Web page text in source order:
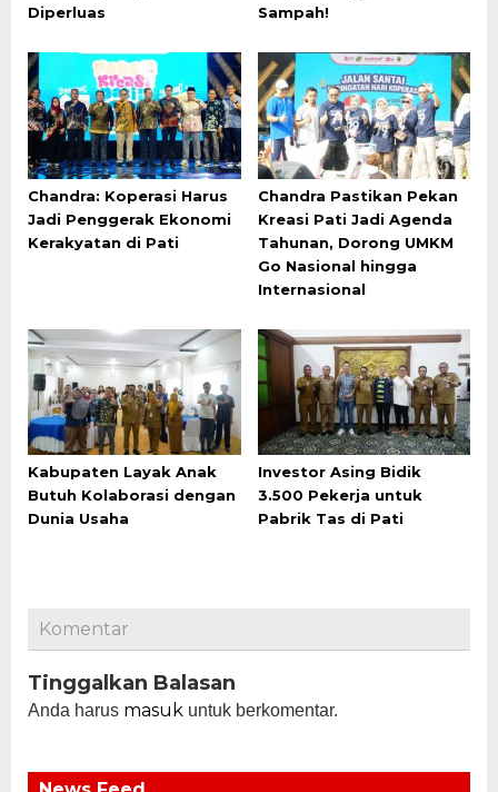
Diperluas
Sampah!
Chandra: Koperasi Harus
Jadi Penggerak Ekonomi
Kerakyatan di Pati
Chandra Pastikan Pekan
Kreasi Pati Jadi Agenda
Tahunan, Dorong UMKM
Go Nasional hingga
Internasional
Kabupaten Layak Anak
Butuh Kolaborasi dengan
Dunia Usaha
Investor Asing Bidik
3.500 Pekerja untuk
Pabrik Tas di Pati
Komentar
Tinggalkan Balasan
Anda harus masuk untuk berkomentar.